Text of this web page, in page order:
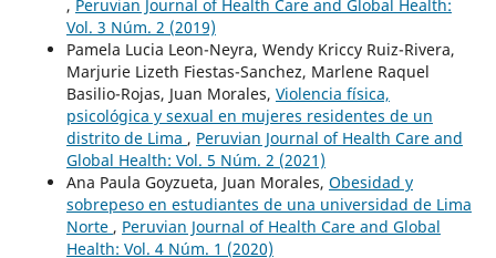
, Peruvian Journal of Health Care and Global Health:
Vol. 3 Núm. 2 (2019)
Pamela Lucia Leon-Neyra, Wendy Kriccy Ruiz-Rivera,
Marjurie Lizeth Fiestas-Sanchez, Marlene Raquel
Basilio-Rojas, Juan Morales, Violencia física,
psicológica y sexual en mujeres residentes de un
distrito de Lima , Peruvian Journal of Health Care and
Global Health: Vol. 5 Núm. 2 (2021)
Ana Paula Goyzueta, Juan Morales, Obesidad y
sobrepeso en estudiantes de una universidad de Lima
Norte , Peruvian Journal of Health Care and Global
Health: Vol. 4 Núm. 1 (2020)